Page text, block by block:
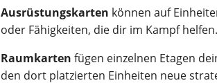
Ausrüstungskarten können auf
oder Fähigkeiten, die dir im Kampf helfen.
Raumkarten fügen einzelnen Etagen
den dort platzierten Einheiten neue